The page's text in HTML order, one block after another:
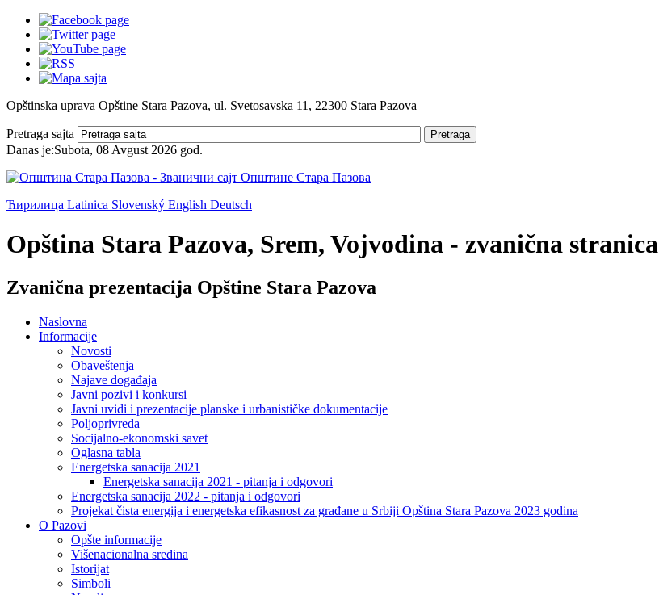
Opštinska uprava Opštine Stara Pazova, ul. Svetosavska 11, 22300 Stara Pazova
Pretraga sajta Pretraga
Danas je:Subota, 08 Avgust 2026 god.
Ћирилица Latinica Slovenský English Deutsch
Opština Stara Pazova, Srem, Vojvodina - zvanična stranica
Zvanična prezentacija Opštine Stara Pazova
Naslovna
Informacije
Novosti
Obaveštenja
Najave događaja
Javni pozivi i konkursi
Javni uvidi i prezentacije planske i urbanističke dokumentacije
Poljoprivreda
Socijalno-ekonomski savet
Oglasna tabla
Energetska sanacija 2021
Energetska sanacija 2021 - pitanja i odgovori
Energetska sanacija 2022 - pitanja i odgovori
Projekat čista energija i energetska efikasnost za građane u Srbiji Opština Stara Pazova 2023 godina
O Pazovi
Opšte informacije
Višenacionalna sredina
Istorijat
Simboli